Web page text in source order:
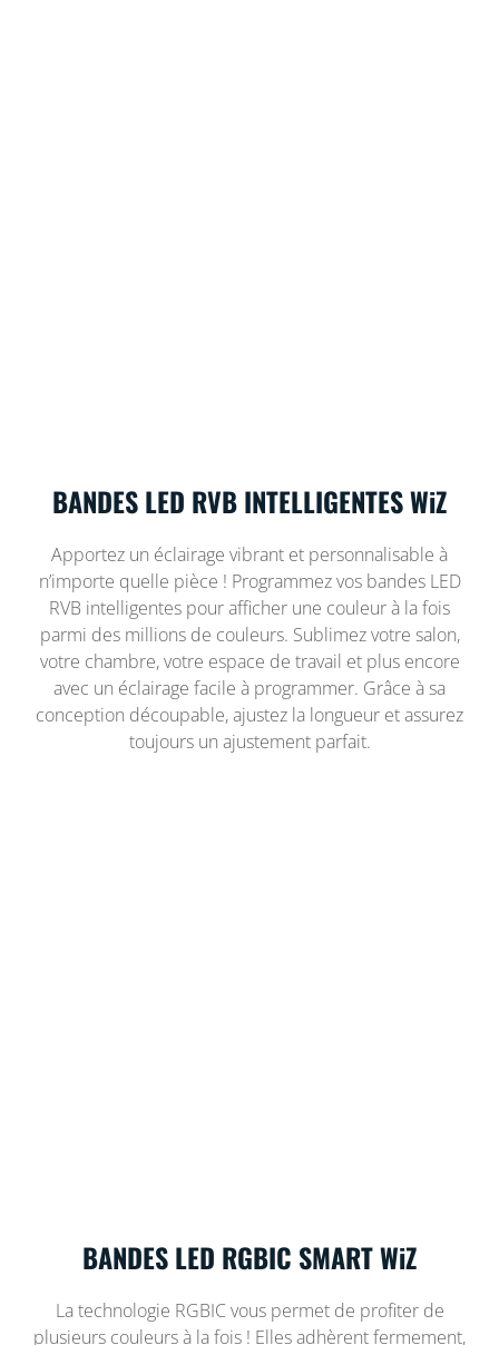
BANDES LED RVB INTELLIGENTES WiZ
Apportez un éclairage vibrant et personnalisable à
n’importe quelle pièce ! Programmez vos bandes LED
RVB intelligentes pour afficher une couleur à la fois
parmi des millions de couleurs. Sublimez votre salon,
votre chambre, votre espace de travail et plus encore
avec un éclairage facile à programmer. Grâce à sa
conception découpable, ajustez la longueur et assurez
toujours un ajustement parfait.
BANDES LED RGBIC SMART WiZ
La technologie RGBIC vous permet de profiter de
plusieurs couleurs à la fois ! Elles adhèrent fermement,